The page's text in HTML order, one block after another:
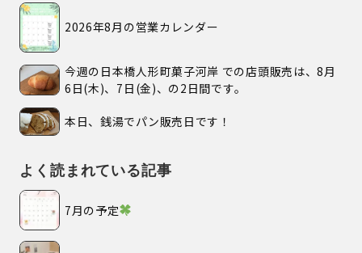
2026年8月の営業カレンダー
今週の日本橋人形町菓子河岸 での店頭販売は、8月
6日(木)、7日(金)、の2日間です。
本日、銭湯でパン販売日です！
よく読まれている記事
7月の予定